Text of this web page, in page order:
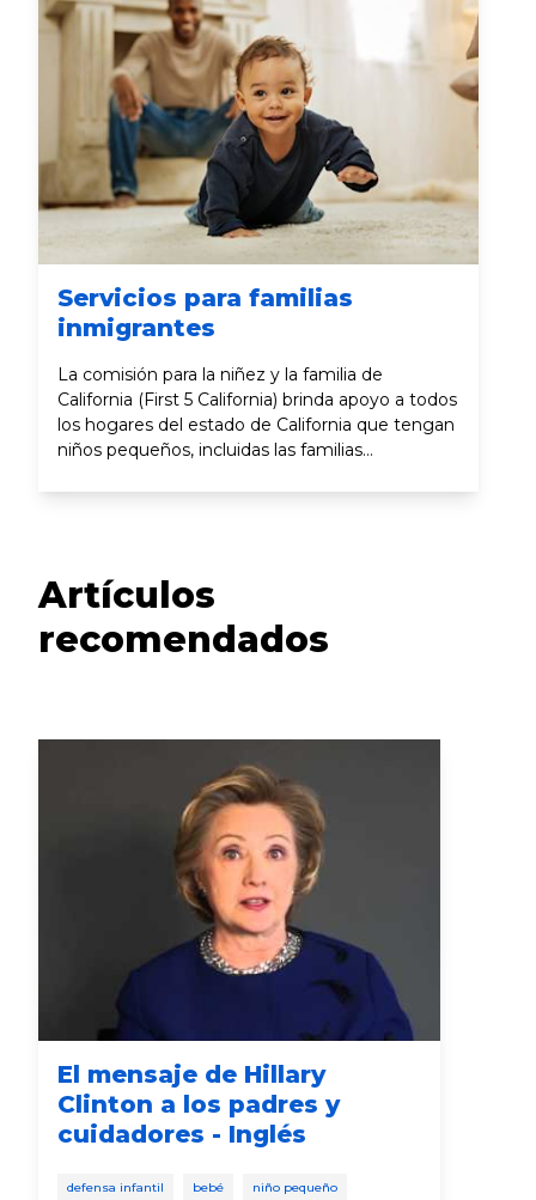
Servicios para familias
inmigrantes
La comisión para la niñez y la familia de
California (First 5 California) brinda apoyo a todos
los hogares del estado de California que tengan
niños pequeños, incluidas las familias
Artículos
recomendados
El mensaje de Hillary
Clinton a los padres y
cuidadores - Inglés
defensa infantil bebé niño pequeño